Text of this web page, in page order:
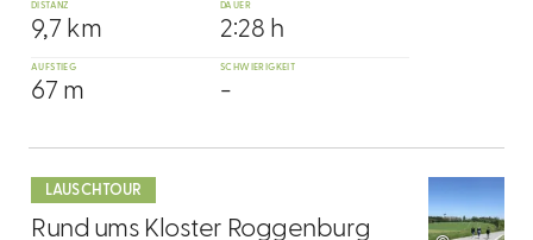
DISTANZ
9,7 km
DAUER
2:28 h
AUFSTIEG
67 m
SCHWIERIGKEIT
-
LAUSCHTOUR
7
Rund ums Kloster Roggenburg
dazu